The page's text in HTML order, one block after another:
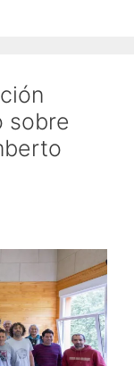
sobre